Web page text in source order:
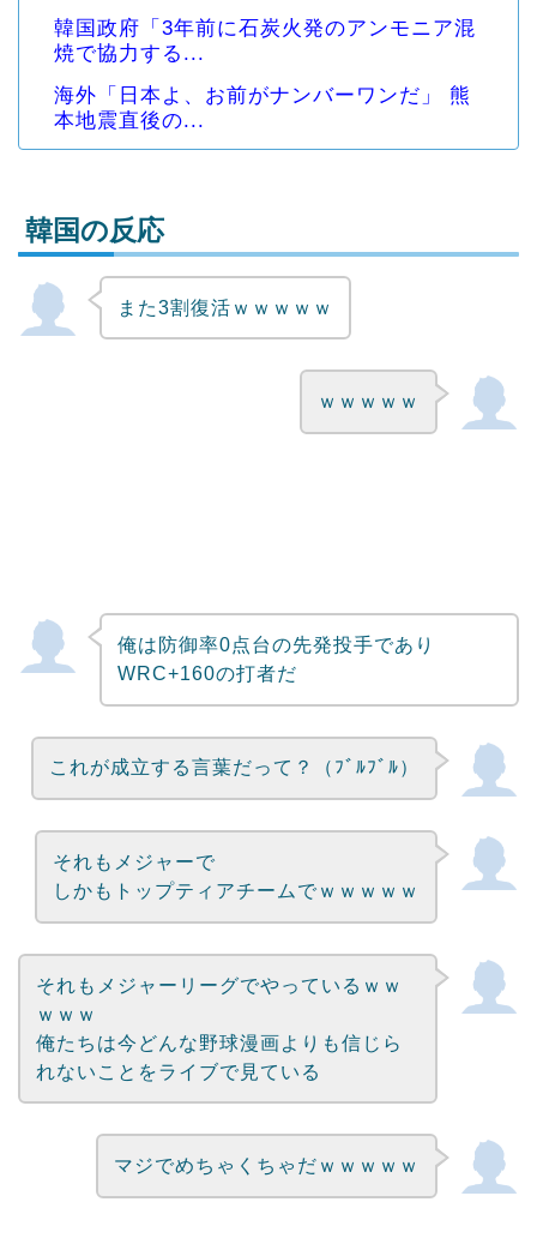
韓国政府「3年前に石炭火発のアンモニア混
焼で協力する...
海外「日本よ、お前がナンバーワンだ」 熊
本地震直後の...
Powered by livedoor 相互RSS
韓国の反応
また3割復活ｗｗｗｗｗ
ｗｗｗｗｗ
俺は防御率0点台の先発投手であり
WRC+160の打者だ
これが成立する言葉だって？（ﾌﾞﾙﾌﾞﾙ）
それもメジャーで
しかもトップティアチームでｗｗｗｗｗ
それもメジャーリーグでやっているｗｗ
ｗｗｗ
俺たちは今どんな野球漫画よりも信じら
れないことをライブで見ている
マジでめちゃくちゃだｗｗｗｗｗ